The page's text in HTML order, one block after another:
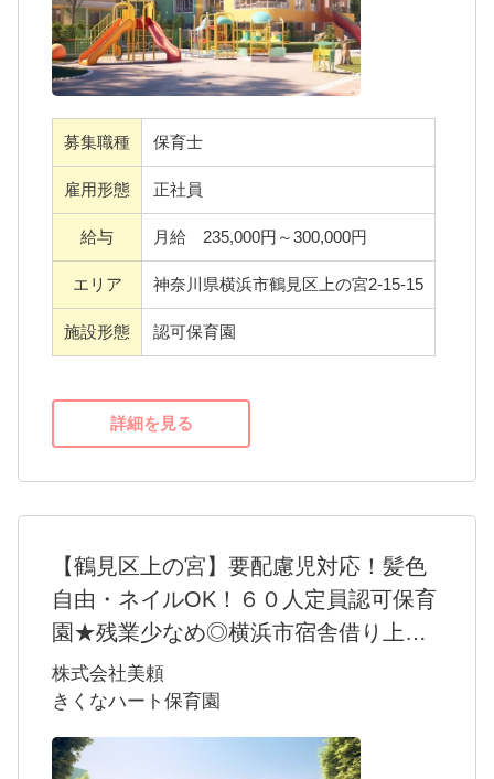
徒歩１５分圏内に菊名駅、２つのバス停があ
り、通勤手段が選べることも魅力のひとつ。
６０人の子どもたちが毎日を楽しく過ごせる
よう、力を合わせて保育に励んでいます！
＊きくなハート保育園が大切にしている３つ
のpoint＊
1.子ども達にとっての「絶対的な安全地帯」
2.子ども達の意欲、考える力を育む保育
・残業少なめ、週５時間以下！プライベート
も充実??
・スキル・キャリアアップを応援。キャリア
形成をサポートします！
期的な面談や時短勤務制度の活用などでサポ
ート。
・賞与前年度実績４か月分◎６月と１２月の
年２回に分けて支給されます！
・ネイルOK・髪色自由！あなたらしく働きま
せんか？
募集職種 保育士
雇用形態 正社員
給与 月給 235,000円～300,000円
エリア 神奈川県横浜市鶴見区上の宮2-15-15
施設形態 認可保育園
詳細を見る
【鶴見区上の宮】要配慮児対応！髪色
自由・ネイルOK！６０人定員認可保育
園★残業少なめ◎横浜市宿舎借り上げ
制度利用可◎プライベート充実◎小さ
なおうちのような保育園で、あたたか
な保育を行いませんか？
＊きくなハート保育園ってこんな園??＊
株式会社美頼
きくなハート保育園